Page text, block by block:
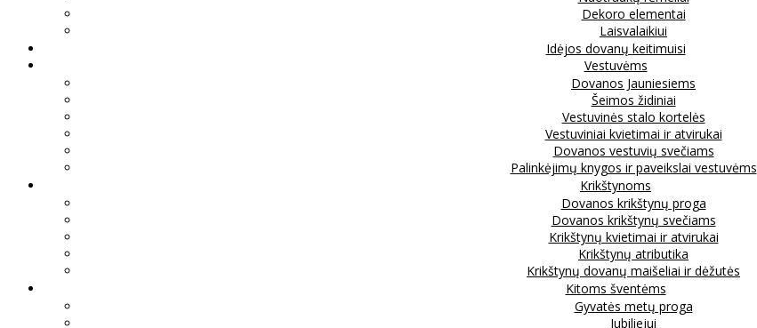
Dekoro elementai
Laisvalaikiui
Idėjos dovanų keitimuisi
Vestuvėms
Dovanos Jauniesiems
Šeimos židiniai
Vestuvinės stalo kortelės
Vestuviniai kvietimai ir atvirukai
Dovanos vestuvių svečiams
Palinkėjimų knygos ir paveikslai vestuvėms
Krikštynoms
Dovanos krikštynų proga
Dovanos krikštynų svečiams
Krikštynų kvietimai ir atvirukai
Krikštynų atributika
Krikštynų dovanų maišeliai ir dėžutės
Kitoms šventėms
Gyvatės metų proga
Jubiliejui